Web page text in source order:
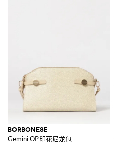
BORBONESE
Gemini OP印花尼龙包